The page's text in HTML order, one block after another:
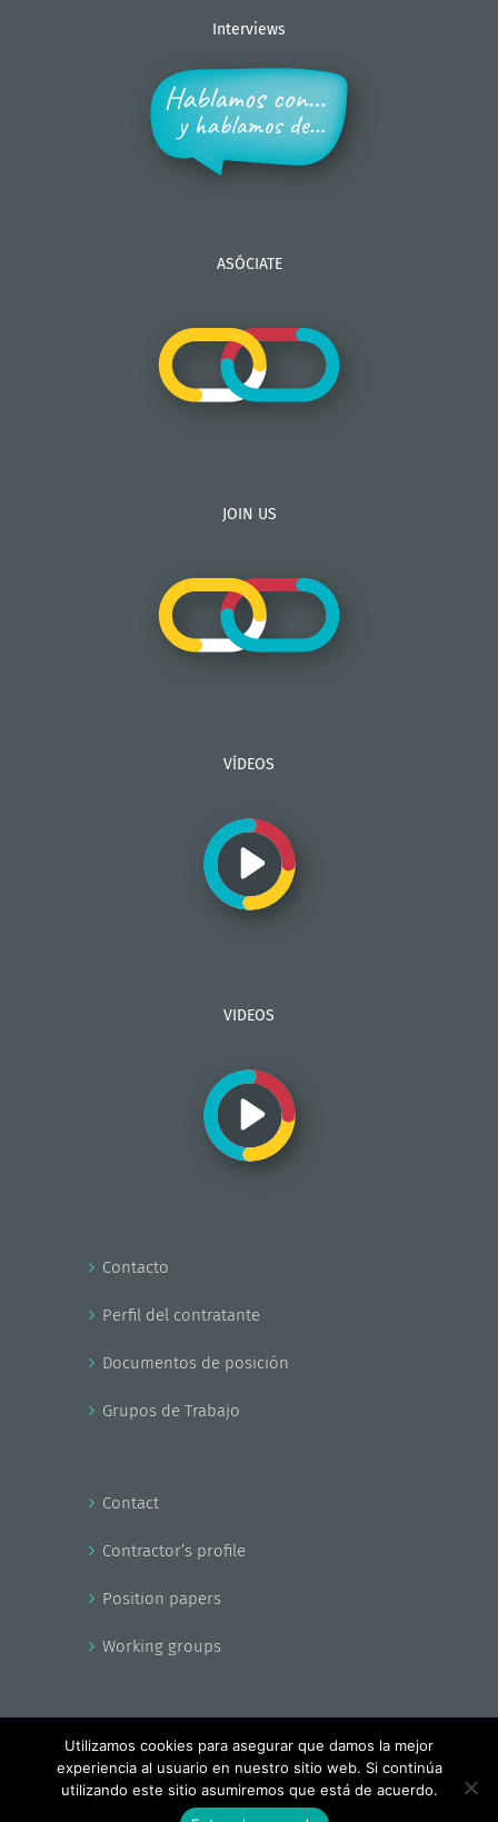
Interviews
ASÓCIATE
JOIN US
VÍDEOS
VIDEOS
Contacto
Perfil del contratante
Documentos de posición
Grupos de Trabajo
Contact
Contractor’s profile
Position papers
Working groups
Copyright - EnerAgen 2017
Facebook
X YouTube
Utilizamos cookies para asegurar que damos la mejor
experiencia al usuario en nuestro sitio web. Si continúa
utilizando este sitio asumiremos que está de acuerdo.